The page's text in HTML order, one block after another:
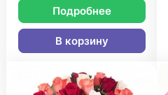
Подробнее
В корзину